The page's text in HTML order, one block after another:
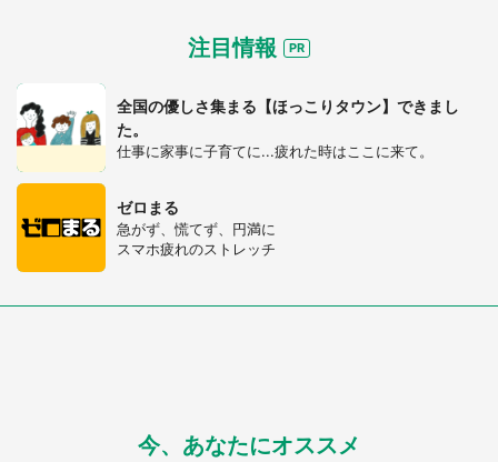
注目情報
全国の優しさ集まる【ほっこりタウン】できまし
た。
仕事に家事に子育てに...疲れた時はここに来て。
ゼロまる
急がず、慌てず、円満に
スマホ疲れのストレッチ
今、あなたにオススメ